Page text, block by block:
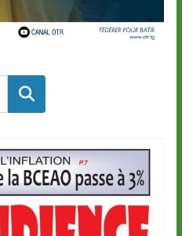
Rechercher